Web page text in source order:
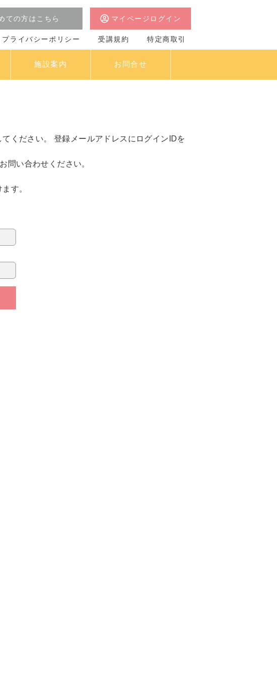
マイページログイン
ての方はこちら
プライバシーポリシー 受講規約 特定商取引
施設案内 お問合せ
ください。 登録メールアドレスにログインIDを
問い合わせください。
す。